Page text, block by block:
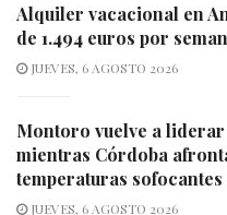
Alquiler vacacional en
de 1.494 euros por
JUEVES, 6 AGOSTO 2026
Montoro vuelve a
mientras Córdoba
temperaturas sofocantes
JUEVES, 6 AGOSTO 2026